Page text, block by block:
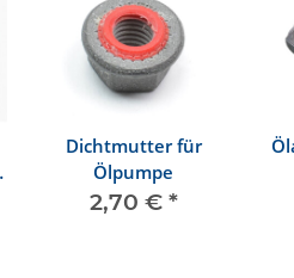
Dichtmutter für
Ölpumpe
2,70 € *